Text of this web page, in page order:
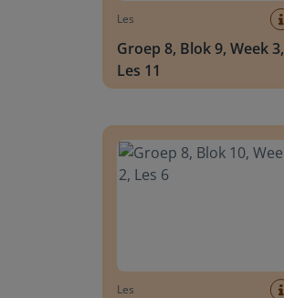
Les
Groep 8, Blok 9, Week 3,
Les 11
Les